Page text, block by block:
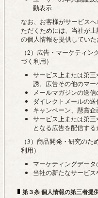
動表示
なお、お客様がサービス
ただくためには、当社が
の個人情報を提供していた
（2）広告・マーケティ
づく利用）
サービス上または第
誘、広告その他のマ
メールマガジンの送信
ダイレクトメールの送
キャンペーン、懸賞
サービス上または第
となる広告を配信する
（3）商品開発・研究の
利用）
マーケティングデー
当社の新たなサービ
第３条 個人情報の第三者提